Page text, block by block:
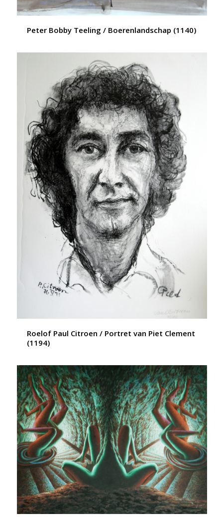
Peter Bobby Teeling / Boerenlandschap (1140)
Roelof Paul Citroen / Portret van Piet Clement
(1194)